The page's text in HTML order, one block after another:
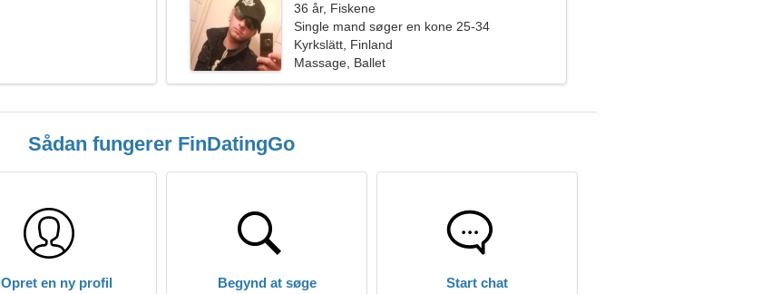
36 år, Fiskene
Single mand søger en kone 25-34
Kyrkslätt, Finland
Massage, Ballet
Sådan fungerer FinDatingGo
Opret en ny profil Begynd at søge Start chat